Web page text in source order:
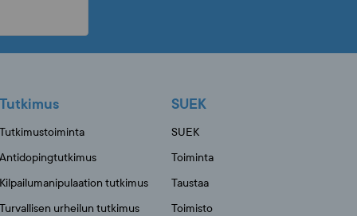
Tutkimus
Tutkimustoiminta
Antidopingtutkimus
Kilpailumanipulaation tutkimus
Turvallisen urheilun tutkimus
SUEK
SUEK
Toiminta
Taustaa
Toimisto